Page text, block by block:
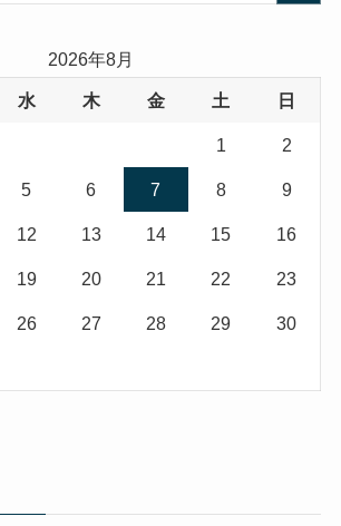
2026年8月
水 木 金 土 日
1 2
5 6 7 8 9
12 13 14 15 16
19 20 21 22 23
26 27 28 29 30